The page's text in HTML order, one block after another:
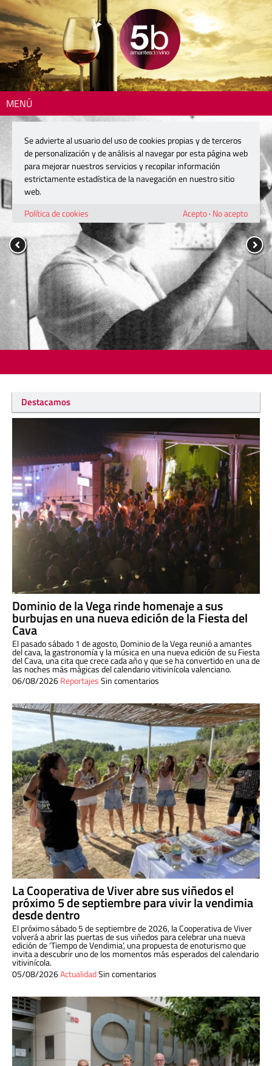
MENÚ
Destacamos
Dominio de la Vega rinde homenaje a sus
burbujas en una nueva edición de la Fiesta del
Cava
El pasado sábado 1 de agosto, Dominio de la Vega reunió a amantes
del cava, la gastronomía y la música en una nueva edición de su Fiesta
del Cava, una cita que crece cada año y que se ha convertido en una de
las noches más mágicas del calendario vitivinícola valenciano.
06/08/2026ReportajesSin comentarios
La Cooperativa de Viver abre sus viñedos el
próximo 5 de septiembre para vivir la vendimia
desde dentro
El próximo sábado 5 de septiembre de 2026, la Cooperativa de Viver
volverá a abrir las puertas de sus viñedos para celebrar una nueva
edición de ‘Tiempo de Vendimia’, una propuesta de enoturismo que
invita a descubrir uno de los momentos más esperados del calendario
vitivinícola.
05/08/2026ActualidadSin comentarios
Se advierte al usuario del uso de cookies propias y de terceros
de personalización y de análisis al navegar por esta página web
para mejorar nuestros servicios y recopilar información
estrictamente estadística de la navegación en nuestro sitio
web.
Política de cookies
Acepto· No acepto